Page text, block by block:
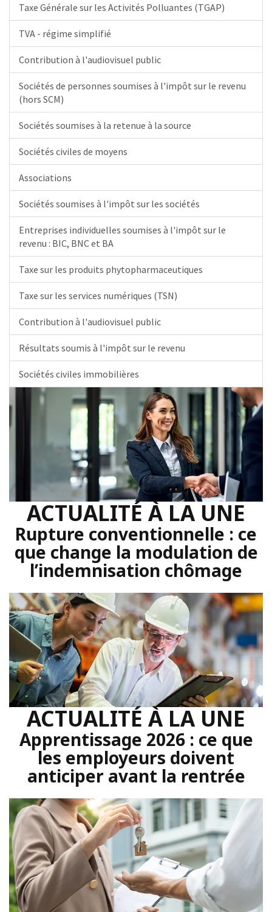
Taxe Générale sur les Activités Polluantes (TGAP)
TVA - régime simplifié
Contribution à l'audiovisuel public
Sociétés de personnes soumises à l'impôt sur le revenu
(hors SCM)
Sociétés soumises à la retenue à la source
Sociétés civiles de moyens
Associations
Sociétés soumises à l'impôt sur les sociétés
Entreprises individuelles soumises à l'impôt sur le
revenu : BIC, BNC et BA
Taxe sur les produits phytopharmaceutiques
Taxe sur les services numériques (TSN)
Contribution à l'audiovisuel public
Résultats soumis à l'impôt sur le revenu
Sociétés civiles immobilières
ACTUALITÉ À LA UNE
Rupture conventionnelle : ce
que change la modulation de
l’indemnisation chômage
ACTUALITÉ À LA UNE
Apprentissage 2026 : ce que
les employeurs doivent
anticiper avant la rentrée